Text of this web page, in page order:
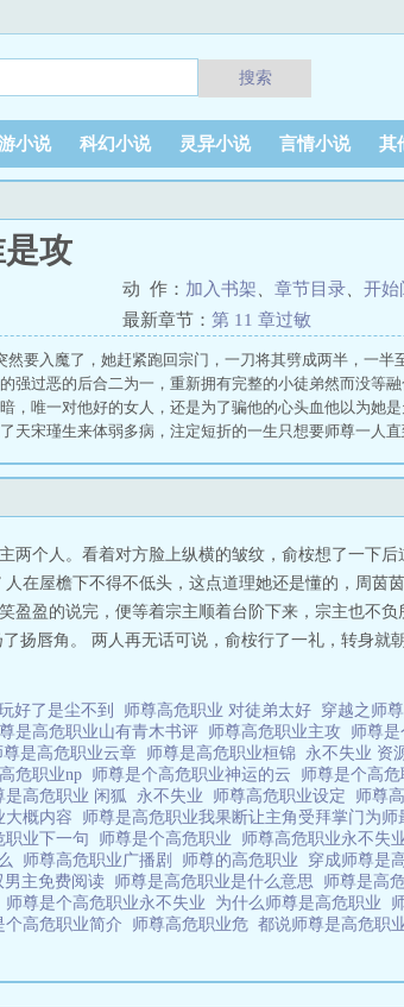
搜索
小说 科幻小说 灵异小说 言情小说 其
攻
动 作： 加入书架 章节目录
开始
最新章节： 第 11 章过敏
要入魔了，她赶紧跑回宗门，一刀将其劈成两半，一半
强过恶的后合二为一，重新拥有完整的小徒弟然而没等
，唯一对他好的女人，还是为了骗他的心头血他以为她
天宋瑾生来体弱多病，注定短折的一生只想要师尊一人
个了，暂时的暂时的，融合之前俩都是单箭头#立意:跌
两个人。看着对方脸上纵横的皱纹，俞桉想了一下
在屋檐下不得不低头，这点道理她还是懂的，周茵
盈的说完，便等着宗主顺着台阶下来，宗主也不
扬唇角。 两人再无话可说，俞桉行了一礼，转身就
好了是尘不到 师尊高危职业 对徒弟太好 穿越之师
是高危职业山有青木书评 师尊高危职业主攻 师尊
尊是高危职业云章 师尊是高危职业桓锦 永不失业 资
危职业np 师尊是个高危职业神运的云 师尊是个高
是高危职业 闲狐 永不失业 师尊高危职业设定 师尊
大概内容 师尊是高危职业我果断让主角受拜掌门为师
职业下一句 师尊是个高危职业 师尊高危职业永不失
师尊高危职业广播剧 师尊的高危职业 穿成师尊是
男主免费阅读 师尊是高危职业是什么意思 师尊是高
师尊是个高危职业永不失业 为什么师尊是高危职业
个高危职业简介 师尊高危职业危 都说师尊是高危职